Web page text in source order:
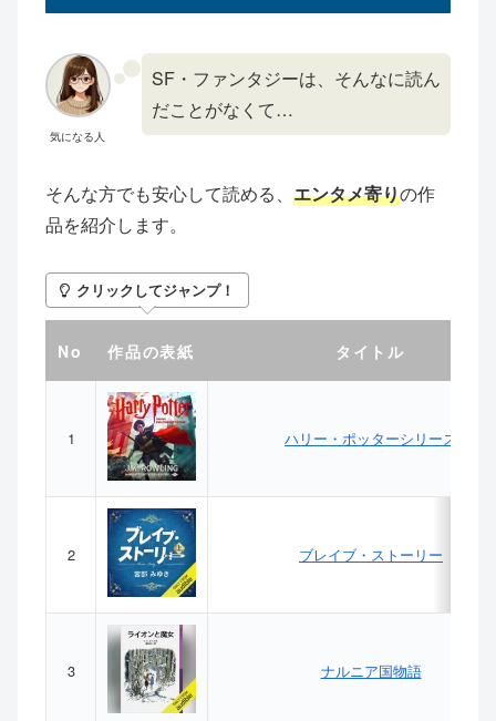
気になる人
SF・ファンタジーは、そんなに読ん
だことがなくて…
そんな方でも安心して読める、 エンタメ寄りの作
品を紹介します。
クリックしてジャンプ！
No 作品の表紙 タイトル
1 ハリー・ポッターシリーズ
2 ブレイブ・ストーリー
3 ナルニア国物語